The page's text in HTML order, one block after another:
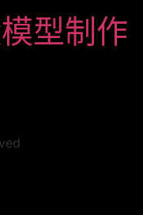
型制作